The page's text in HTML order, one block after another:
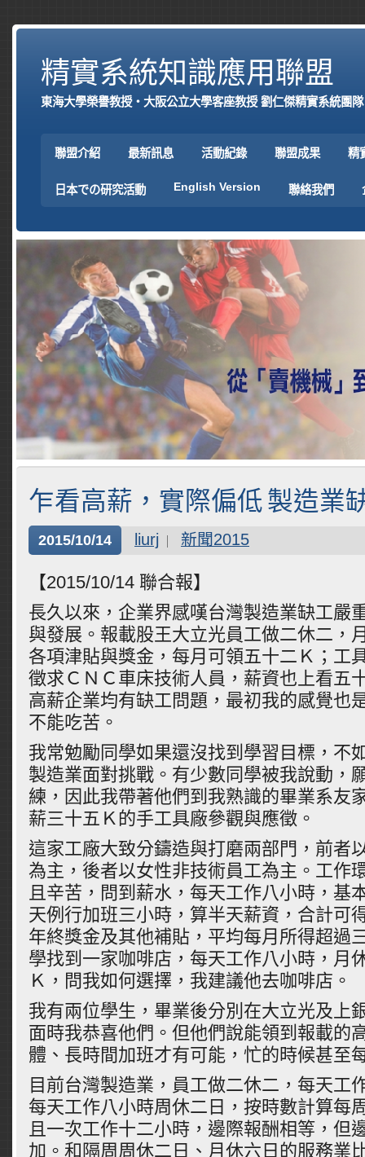
精實系統知識應用聯盟
東海大學榮譽教授‧大阪公立大學客座教授 劉仁傑精實系統團隊
聯盟介紹 最新訊息 活動紀錄 聯盟成果 精
日本での研究活動 English Version 聯絡我們
乍看高薪，實際偏低 製造業
2015/10/14 liurj 新聞2015
【2015/10/14 聯合報】
長久以來，企業界感嘆台灣製造業缺工嚴
與發展。報載股王大立光員工做二休二，
各項津貼與獎金，每月可領五十二Ｋ；工
徵求ＣＮＣ車床技術人員，薪資也上看五
高薪企業均有缺工問題，最初我的感覺也
不能吃苦。
我常勉勵同學如果還沒找到學習目標，不
製造業面對挑戰。有少數同學被我說動，
練，因此我帶著他們到我熟識的畢業系友
薪三十五Ｋ的手工具廠參觀與應徵。
這家工廠大致分鑄造與打磨兩部門，前者
為主，後者以女性非技術員工為主。工作
且辛苦，問到薪水，每天工作八小時，基
天例行加班三小時，算半天薪資，合計可
年終獎金及其他補貼，平均每月所得超過
學找到一家咖啡店，每天工作八小時，月
Ｋ，問我如何選擇，我建議他去咖啡店。
我有兩位學生，畢業後分別在大立光及上
面時我恭喜他們。但他們說能領到報載的
體、長時間加班才有可能，忙的時候甚至
目前台灣製造業，員工做二休二，每天工
每天工作八小時周休二日，按時數計算每
且一次工作十二小時，邊際報酬相等，但
加。和隔周周休二日、月休六日的服務業